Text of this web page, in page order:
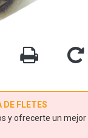
DE FLETES
y ofrecerte un